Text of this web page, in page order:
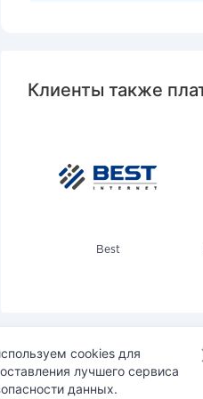
Клиенты также
Best
Также оплачивают
cookies для
лучшего сервиса
данных.